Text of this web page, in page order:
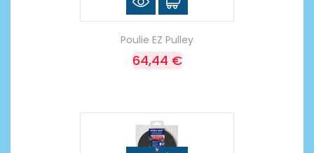
Poulie EZ Pulley
64,44 €